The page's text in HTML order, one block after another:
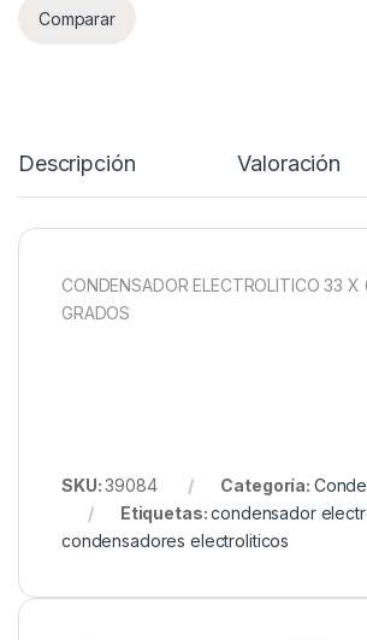
Comparar
Descripción Valoración
CONDENSADOR ELECTROLITICO 33 X
GRADOS
SKU:39084 Categoría:
Etiquetas:condensador
condensadores electroliticos